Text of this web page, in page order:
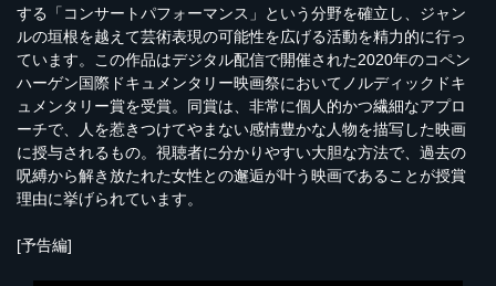
する「コンサートパフォーマンス」という分野を確立し、ジャン
ルの垣根を越えて芸術表現の可能性を広げる活動を精力的に行っ
ています。この作品はデジタル配信で開催された2020年のコペン
ハーゲン国際ドキュメンタリー映画祭においてノルディックドキ
ュメンタリー賞を受賞。同賞は、非常に個人的かつ繊細なアプロ
ーチで、人を惹きつけてやまない感情豊かな人物を描写した映画
に授与されるもの。視聴者に分かりやすい大胆な方法で、過去の
呪縛から解き放たれた女性との邂逅が叶う映画であることが授賞
理由に挙げられています。
[予告編]